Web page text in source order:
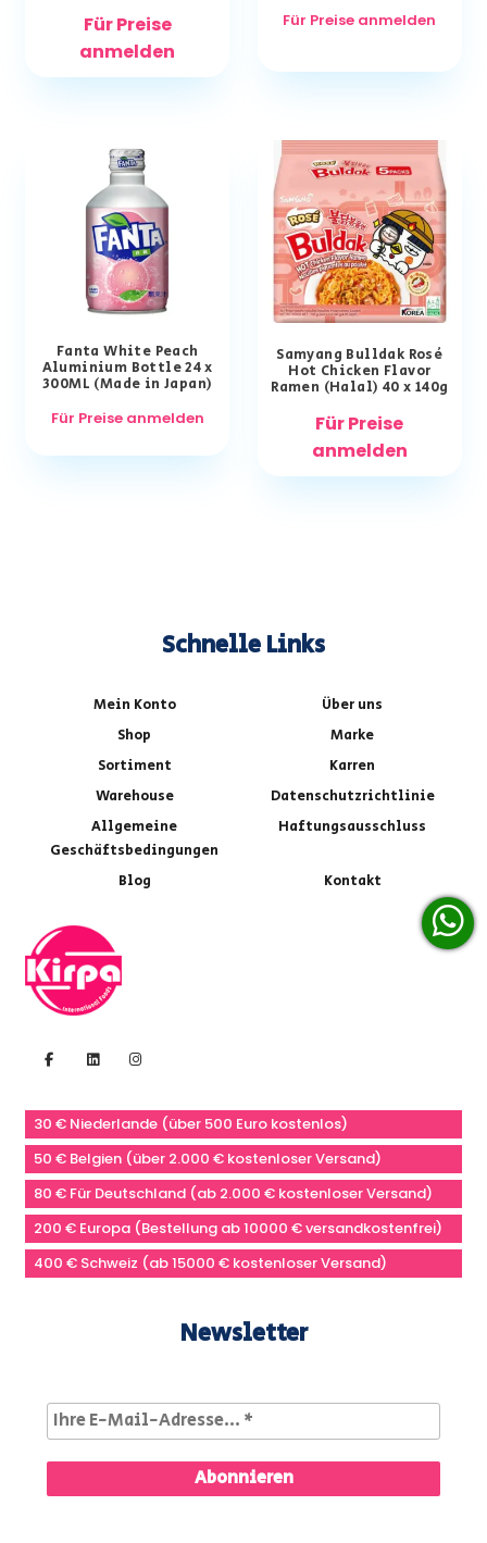
Für Preise
anmelden
Für Preise anmelden
Fanta White Peach
Aluminium Bottle 24 x
300ML (Made in Japan)
Für Preise anmelden
Samyang Bulldak Rosé
Hot Chicken Flavor
Ramen (Halal) 40 x 140g
Für Preise
anmelden
Schnelle Links
Mein Konto
Über uns
Shop
Marke
Sortiment
Karren
Warehouse
Datenschutzrichtlinie
Allgemeine
Geschäftsbedingungen
Haftungsausschluss
Blog Kontakt
30 € Niederlande (über 500 Euro kostenlos)
50 € Belgien (über 2.000 € kostenloser Versand)
80 € Für Deutschland (ab 2.000 € kostenloser Versand)
200 € Europa (Bestellung ab 10000 € versandkostenfrei)
400 € Schweiz (ab 15000 € kostenloser Versand)
Newsletter